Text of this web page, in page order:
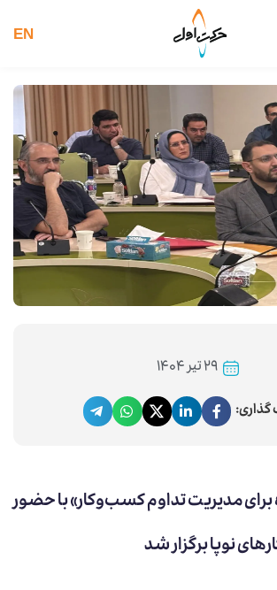
EN
۲۹ تیر ۱۴۰۴
گذاری:
برای مدیریت تداوم کسب‌وکار» با حضور
نوپا برگزار شد